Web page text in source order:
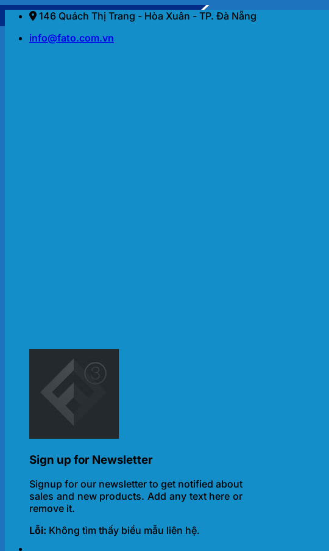
qua
146 Quách Thị Trang - Hòa Xuân - TP. Đà Nẵng
info@fato.com.vn
Sign up for Newsletter
Signup for our newsletter to get notified about
sales and new products. Add any text here or
remove it.
Lỗi: Không tìm thấy biểu mẫu liên hệ.